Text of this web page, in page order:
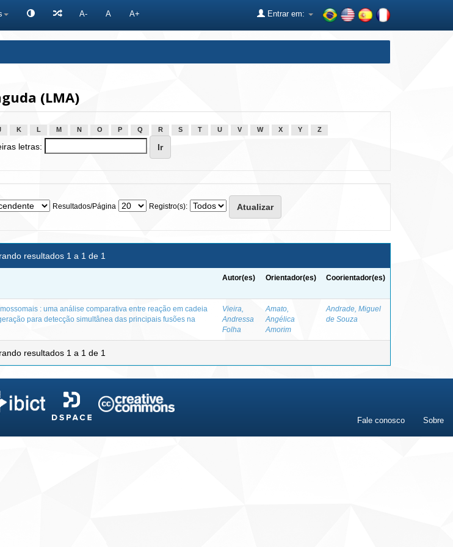
A- A A+ Entrar em:
(LMA)
K L M N O P Q R S T U V W X Y Z
letras:
Resultados/Página Registro(s):
resultados 1 a 1 de 1
Autor(es) Orientador(es) Coorientador(es)
: uma análise comparativa entre reação em cadeia
para detecção simultânea das principais fusões na
Vieira,
Andressa
Folha
Amato,
Angélica
Amorim
Andrade, Miguel
de Souza
resultados 1 a 1 de 1
Fale conosco Sobre